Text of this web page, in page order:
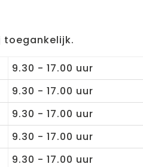
toegankelijk.
9.30 - 17.00 uur
9.30 - 17.00 uur
9.30 - 17.00 uur
9.30 - 17.00 uur
9.30 - 17.00 uur